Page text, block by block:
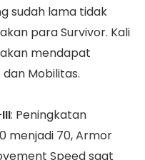
sudah lama tidak
para Survivor. Kali
mendapat
Mobilitas.
: Peningkatan
menjadi 70, Armor
Speed saat